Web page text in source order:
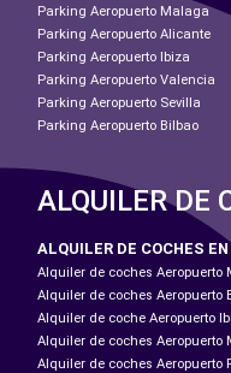
Parking Aeropuerto Malaga
Parking Aeropuerto Alicante
Parking Aeropuerto Ibiza
Parking Aeropuerto Valencia
Parking Aeropuerto Sevilla
Parking Aeropuerto Bilbao
ALQUILER DE
ALQUILER DE COCHES
Alquiler de coches Aeropuerto
Alquiler de coches Aeropuerto
Alquiler de coche Aeropuerto
Alquiler de coches Aeropuerto
Alquiler de coches Aeropuerto